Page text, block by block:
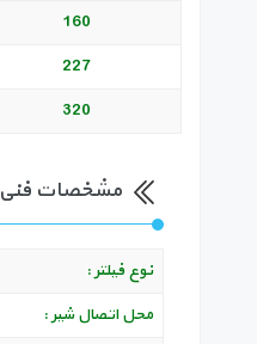
160
227
320
مشخصات فنی
نوع فیلتر :
محل اتصال شیر :